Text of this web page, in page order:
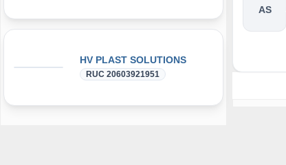
HV PLAST SOLUTIONS
RUC 20603921951
AS